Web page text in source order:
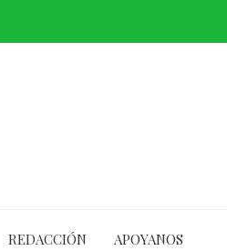
REDACCIÓN APOYANOS